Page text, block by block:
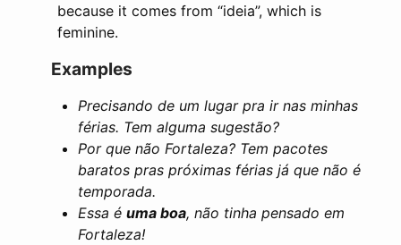
because it comes from “ideia”, which is
feminine.
Examples
Precisando de um lugar pra ir nas minhas
férias. Tem alguma sugestão?
Por que não Fortaleza? Tem pacotes
baratos pras próximas férias já que não é
temporada.
Essa éuma boa, não tinha pensado em
Fortaleza!